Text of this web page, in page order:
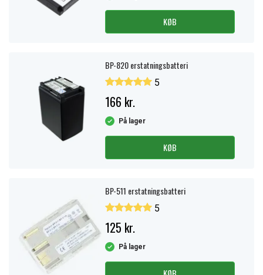
KØB
BP-820 erstatningsbatteri
5
166 kr.
På lager
KØB
BP-511 erstatningsbatteri
5
125 kr.
På lager